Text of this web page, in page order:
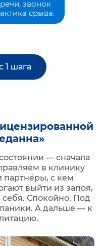
звонок
срыва.
1 шага
— сначала
в клинику
партнёры, с кем
выйти из запоя,
Спокойно. Под
А дальше — к